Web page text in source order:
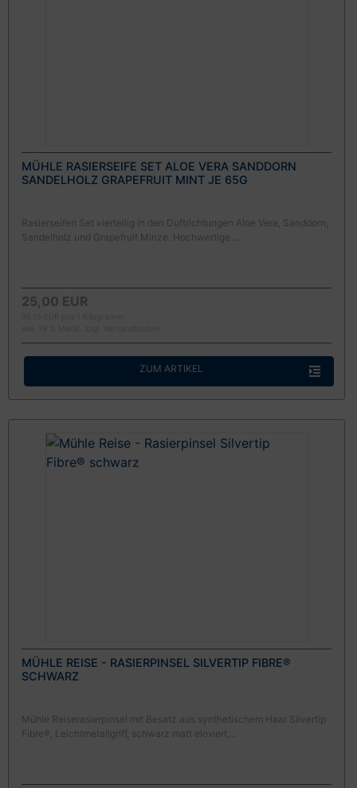
MÜHLE RASIERSEIFE SET ALOE VERA SANDDORN
SANDELHOLZ GRAPEFRUIT MINT JE 65G
Rasierseifen Set vierteilig in den Duftrichtungen Aloe Vera, Sanddorn,
Sandelholz und Grapefruit Minze. Hochwertige ...
25,00 EUR
ZUM ARTIKEL
MÜHLE REISE - RASIERPINSEL SILVERTIP FIBRE®
SCHWARZ
Mühle Reiserasierpinsel mit Besatz aus synthetischem Haar Silvertip
Fibre®, Leichtmetallgriff, schwarz matt eloxiert,...